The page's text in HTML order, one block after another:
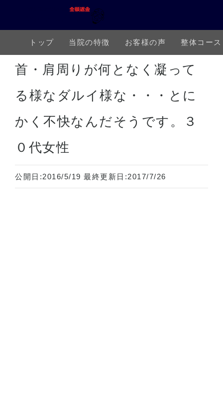
トップ 当院の特徴 お客様の声 整体コー
上半身の痛み 肩が重い 首・肩周りが何となく凝ってる様なダルイ様な・・・とにかく不
首・肩周りが何となく凝って
る様なダルイ様な・・・とに
かく不快なんだそうです。３
０代女性
公開日:2016/5/19 最終更新日:2017/7/26